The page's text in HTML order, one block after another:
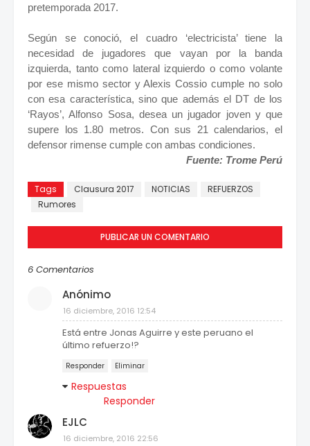
pretemporada 2017.
Según se conoció, el cuadro ‘electricista’ tiene la
necesidad de jugadores que vayan por la banda
izquierda, tanto como lateral izquierdo o como volante
por ese mismo sector y Alexis Cossio cumple no solo
con esa característica, sino que además el DT de los
‘Rayos’, Alfonso Sosa, desea un jugador joven y que
supere los 1.80 metros. Con sus 21 calendarios, el
defensor rimense cumple con ambas condiciones.
Fuente: Trome Perú
Tags Clausura 2017 NOTICIAS
REFUERZOS
Rumores
PUBLICAR UN COMENTARIO
6 Comentarios
Anónimo
16 diciembre, 2016 12:54
Está entre Jonas Aguirre y este peruano el
último refuerzo!?
Responder Eliminar
Respuestas
Responder
EJLC
16 diciembre, 2016 22:56